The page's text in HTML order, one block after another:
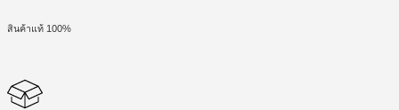
สินค้าแท้ 100%